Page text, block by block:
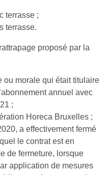
terrasse ;
terrasse.
proposé par la
ou morale qui était titulaire
annuel avec
;
Horeca Bruxelles ;
a effectivement fermé
le contrat est en
de fermeture, lorsque
application de mesures